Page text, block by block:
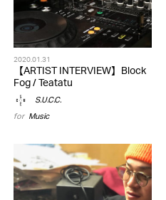
2020.01.31
【ARTIST INTERVIEW】Block
Fog / Teatatu
S.U.C.C.
for Music